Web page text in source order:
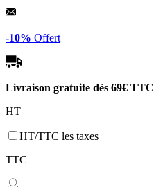
Panneau de gestion des cookies
-10% Offert
Livraison gratuite dès 69€ TTC
HT
HT/TTC les taxes
TTC